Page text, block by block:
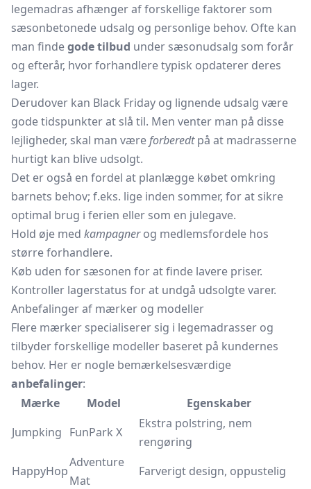
legemadras afhænger af forskellige faktorer som
sæsonbetonede udsalg og personlige behov. Ofte kan
man findegode tilbud under sæsonudsalg som forår
og efterår, hvor forhandlere typisk opdaterer deres
lager.
Derudover kan Black Friday og lignende udsalg være
gode tidspunkter at slå til. Men venter man på disse
lejligheder, skal man væreforberedtpå at madrasserne
hurtigt kan blive udsolgt.
Det er også en fordel at planlægge købet omkring
barnets behov; f.eks. lige inden sommer, for at sikre
optimal brug i ferien eller som en julegave.
Hold øje med kampagnerog medlemsfordele hos
større forhandlere.
Køb uden for sæsonen for at finde lavere priser.
Kontroller lagerstatus for at undgå udsolgte varer.
Anbefalinger af mærker og modeller
Flere mærker specialiserer sig i legemadrasser og
tilbyder forskellige modeller baseret på kundernes
behov. Her er nogle bemærkelsesværdige
anbefalinger:
Mærke
Model
Egenskaber
Jumpking FunPark X
Ekstra polstring, nem
rengøring
HappyHop
Adventure
Mat
Farverigt design, oppustelig